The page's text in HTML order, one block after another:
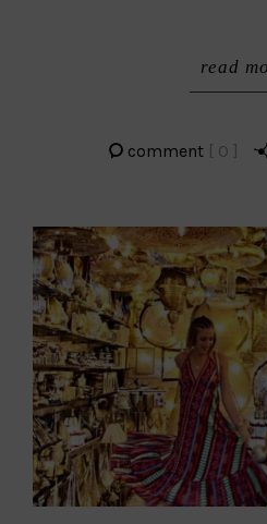
read
comment [ 0 ]